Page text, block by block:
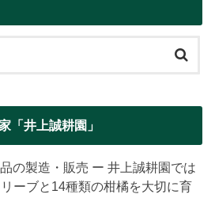
「井上誠耕園」
の製造・販売 ー 井上誠耕園では
ーブと14種類の柑橘を大切に育